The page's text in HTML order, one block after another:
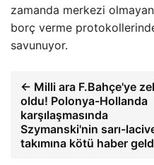
zamanda merkezi
borç verme
savunuyor.
← Milli ara F.Bahçe'ye
oldu! Polonya-Hollanda
karşılaşmasında
Szymanski'nin sarı-
takımına kötü haber